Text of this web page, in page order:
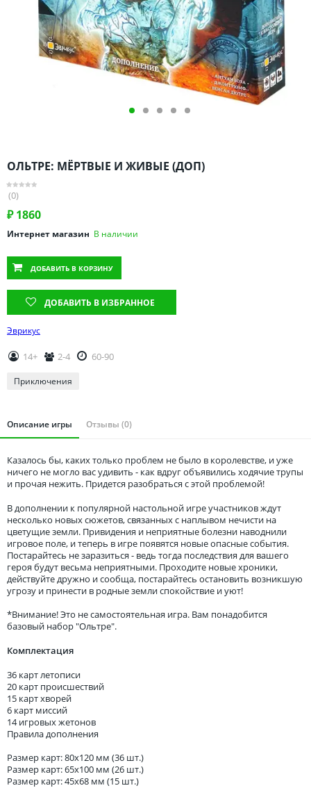
Оренбургская область
Пензенская область
Пермский край
Саратовская область
Свердловская область
Смоленская область
Ставропольский край
Татарстан
Тверская область
Томская область
Тюменская область
Удмуртия
ОЛЬТРЕ: МЁРТВЫЕ И ЖИВЫЕ (ДОП)
(0)
₽ 1860
Интернет магазин В наличии
ДОБАВИТЬ В КОРЗИНУ
ДОБАВИТЬ В ИЗБРАННОЕ
Эврикус
14+ 2-4 60-90
Приключения
Описание игры Отзывы (0)
Казалось бы, каких только проблем не было в королевстве, и уже
ничего не могло вас удивить - как вдруг объявились ходячие трупы
и прочая нежить. Придется разобраться с этой проблемой!
В дополнении к популярной настольной игре участников ждут
несколько новых сюжетов, связанных с наплывом нечисти на
цветущие земли. Привидения и неприятные болезни наводнили
игровое поле, и теперь в игре появятся новые опасные события.
Постарайтесь не заразиться - ведь тогда последствия для вашего
героя будут весьма неприятными. Проходите новые хроники,
действуйте дружно и сообща, постарайтесь остановить возникшую
угрозу и принести в родные земли спокойствие и уют!
*Внимание! Это не самостоятельная игра. Вам понадобится
базовый набор "Ольтре".
Комплектация
36 карт летописи
20 карт происшествий
15 карт хворей
6 карт миссий
14 игровых жетонов
Правила дополнения
Размер карт: 80x120 мм (36 шт.)
Размер карт: 65x100 мм (26 шт.)
Размер карт: 45x68 мм (15 шт.)